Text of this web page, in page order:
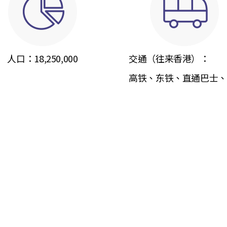
人口： 18,250,000
交通（往来香港）：
高铁、东铁、直通巴士